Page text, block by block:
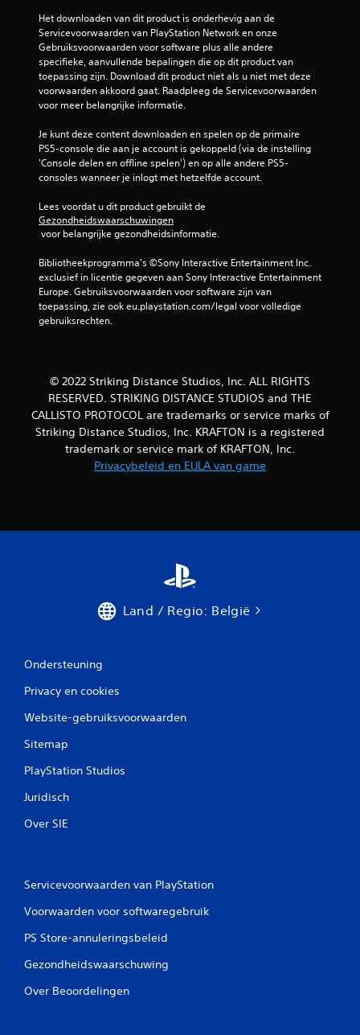
4
e
d
e
l
n
g
e
Het downloaden van dit product is onderhevig aan de
Servicevoorwaarden van PlayStation Network en onze
Gebruiksvoorwaarden voor software plus alle andere
specifieke, aanvullende bepalingen die op dit product van
toepassing zijn. Download dit product niet als u niet met deze
voorwaarden akkoord gaat. Raadpleeg de Servicevoorwaarden
voor meer belangrijke informatie.
Je kunt deze content downloaden en spelen op de primaire
PS5-console die aan je account is gekoppeld (via de instelling
'Console delen en offline spelen') en op alle andere PS5-
consoles wanneer je inlogt met hetzelfde account.
Lees voordat u dit product gebruikt de
Gezondheidswaarschuwingen
voor belangrijke gezondheidsinformatie.
Bibliotheekprogramma's ©Sony Interactive Entertainment Inc.
exclusief in licentie gegeven aan Sony Interactive Entertainment
Europe. Gebruiksvoorwaarden voor software zijn van
toepassing, zie ook eu.playstation.com/legal voor volledige
gebruiksrechten.
© 2022 Striking Distance Studios, Inc. ALL RIGHTS
RESERVED. STRIKING DISTANCE STUDIOS and THE
CALLISTO PROTOCOL are trademarks or service marks of
Striking Distance Studios, Inc. KRAFTON is a registered
trademark or service mark of KRAFTON, Inc.
Privacybeleid en EULA van game
Land / Regio: België
Ondersteuning
Privacy en cookies
Website-gebruiksvoorwaarden
Sitemap
PlayStation Studios
Juridisch
Over SIE
Servicevoorwaarden van PlayStation
Voorwaarden voor softwaregebruik
PS Store-annuleringsbeleid
Gezondheidswaarschuwing
Over Beoordelingen